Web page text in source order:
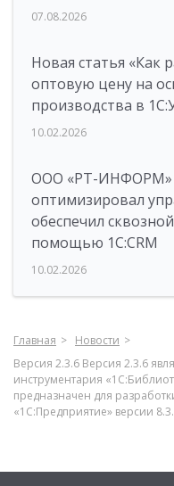
07.08.2026
Новая статья «Как
оптовую цену на
производства в
10.02.2026
ООО «РТ-ИНФОРМ»
оптимизировал
обеспечил
помощью 1С:CRM
10.02.2026
Главная
Новости
Версия 2.3.6 Версия 2.3.6
инструментария
предназначен для
«1С:Предприятие» версии